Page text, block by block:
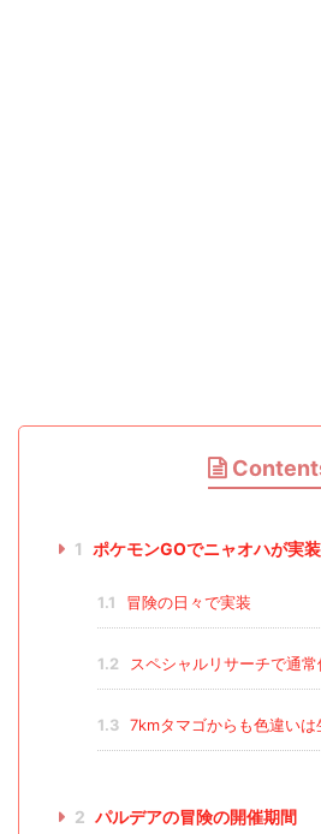
1 ポケモンGOでニャオハが実
1.1 冒険の日々で実装
1.2 スペシャルリサーチで通
1.3 7kmタマゴからも色違いは
2 パルデアの冒険の開催期間